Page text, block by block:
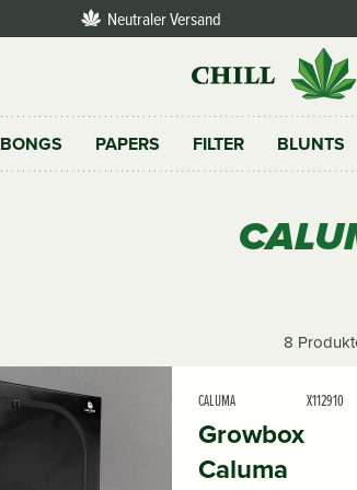
Neutraler Versand
BONGS PAPERS FILTER BLUNTS
8
CALUMA X112910
Growbox
Caluma